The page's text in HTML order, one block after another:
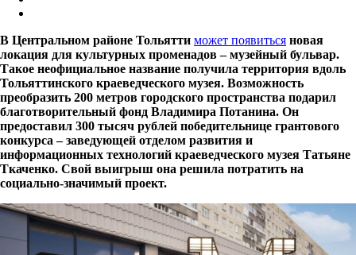
В Центральном районе Тольятти может появиться новая
локация для культурных променадов – музейный бульвар.
Такое неофициальное название получила территория вдоль
Тольяттинского краеведческого музея. Возможность
преобразить 200 метров городского пространства подарил
благотворительный фонд Владимира Потанина. Он
предоставил 300 тысяч рублей победительнице грантового
конкурса – заведующей отделом развития и
информационных технологий краеведческого музея Татьяне
Ткаченко. Свой выигрыш она решила потратить на
социально-значимый проект.